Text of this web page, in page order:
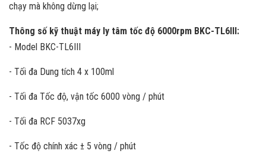
chạy mà không dừng lại;
Thông số kỹ thuật máy ly tâm tốc độ 6000rpm BKC-TL6III:
- Model BKC-TL6III
- Tối đa Dung tích 4 x 100ml
- Tối đa Tốc độ, vận tốc 6000 vòng / phút
- Tối đa RCF 5037xg
- Tốc độ chính xác ± 5 vòng / phút